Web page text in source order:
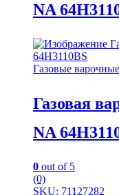
NA
Газовые
Газовая
NA
0 out of 5
(0)
SKU: 71127282